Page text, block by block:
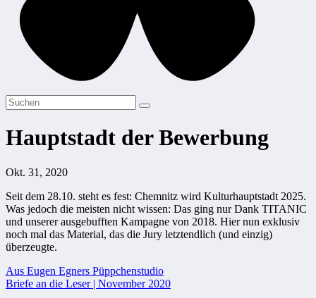
Hauptstadt der Bewerbung
Okt. 31, 2020
Seit dem 28.10. steht es fest: Chemnitz wird Kulturhauptstadt 2025.
Was jedoch die meisten nicht wissen: Das ging nur Dank TITANIC
und unserer ausgebufften Kampagne von 2018. Hier nun exklusiv
noch mal das Material, das die Jury letztendlich (und einzig)
überzeugte.
Beitragsnavigation
Aus Eugen Egners Püppchenstudio
Briefe an die Leser | November 2020